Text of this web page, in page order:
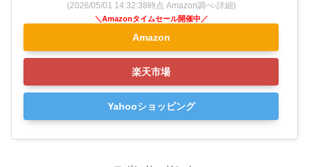
(2026/05/01 14:32:38時点 Amazon調べ-詳細)
Amazon
楽天市場
Yahooショッピング